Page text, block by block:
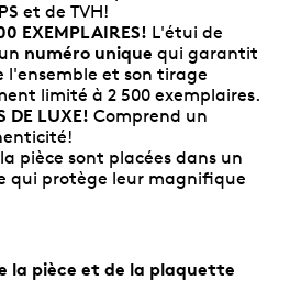
et de TVH!
EXEMPLAIRES! L'étui de
numéro unique qui garantit
et son tirage
limité à 2 500 exemplaires.
DE LUXE! Comprend un
pièce sont placées dans un
qui protège leur magnifique
la pièce et de la plaquette